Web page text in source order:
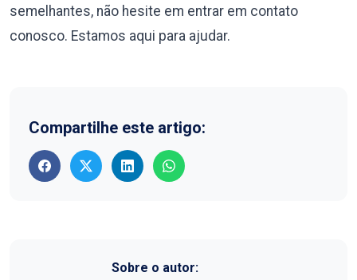
semelhantes, não hesite em entrar em contato
conosco. Estamos aqui para ajudar.
Compartilhe este artigo:
Sobre o autor: